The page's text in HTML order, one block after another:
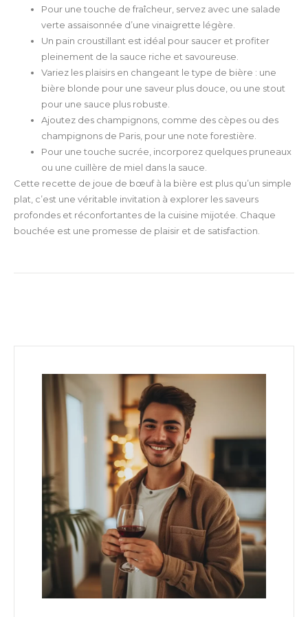
Pour une touche de fraîcheur, servez avec une salade
verte assaisonnée d’une vinaigrette légère.
Un pain croustillant est idéal pour saucer et profiter
pleinement de la sauce riche et savoureuse.
Variez les plaisirs en changeant le type de bière : une
bière blonde pour une saveur plus douce, ou une stout
pour une sauce plus robuste.
Ajoutez des champignons, comme des cèpes ou des
champignons de Paris, pour une note forestière.
Pour une touche sucrée, incorporez quelques pruneaux
ou une cuillère de miel dans la sauce.
Cette recette de joue de bœuf à la bière est plus qu’un simple
plat, c’est une véritable invitation à explorer les saveurs
profondes et réconfortantes de la cuisine mijotée. Chaque
bouchée est une promesse de plaisir et de satisfaction.